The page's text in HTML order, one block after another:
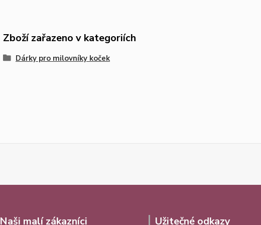
Zboží zařazeno v kategoriích
Dárky pro milovníky koček
Naši malí zákazníci Užitečné odkazy